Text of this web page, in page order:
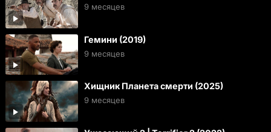
9 месяцев
Гемини (2019)
9 месяцев
Хищник Планета смерти (2025)
9 месяцев